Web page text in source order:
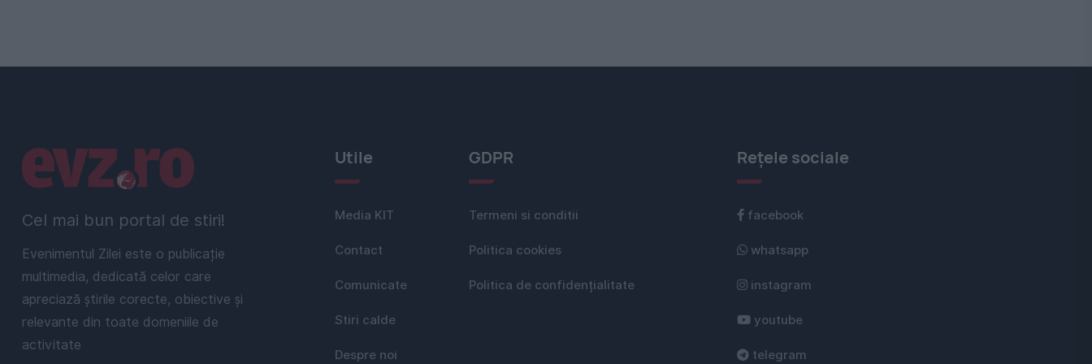
Cel mai bun portal de stiri!
Evenimentul Zilei este o publicație
multimedia, dedicată celor care
apreciază știrile corecte, obiective și
relevante din toate domeniile de
activitate
Linkuri utile Utile
Media KIT
Contact
Comunicate
Stiri calde
Despre noi
GDPR
Termeni si conditii
Politica cookies
Politica de confidențialitate
Rețele sociale
facebook
whatsapp
instagram
youtube
telegram